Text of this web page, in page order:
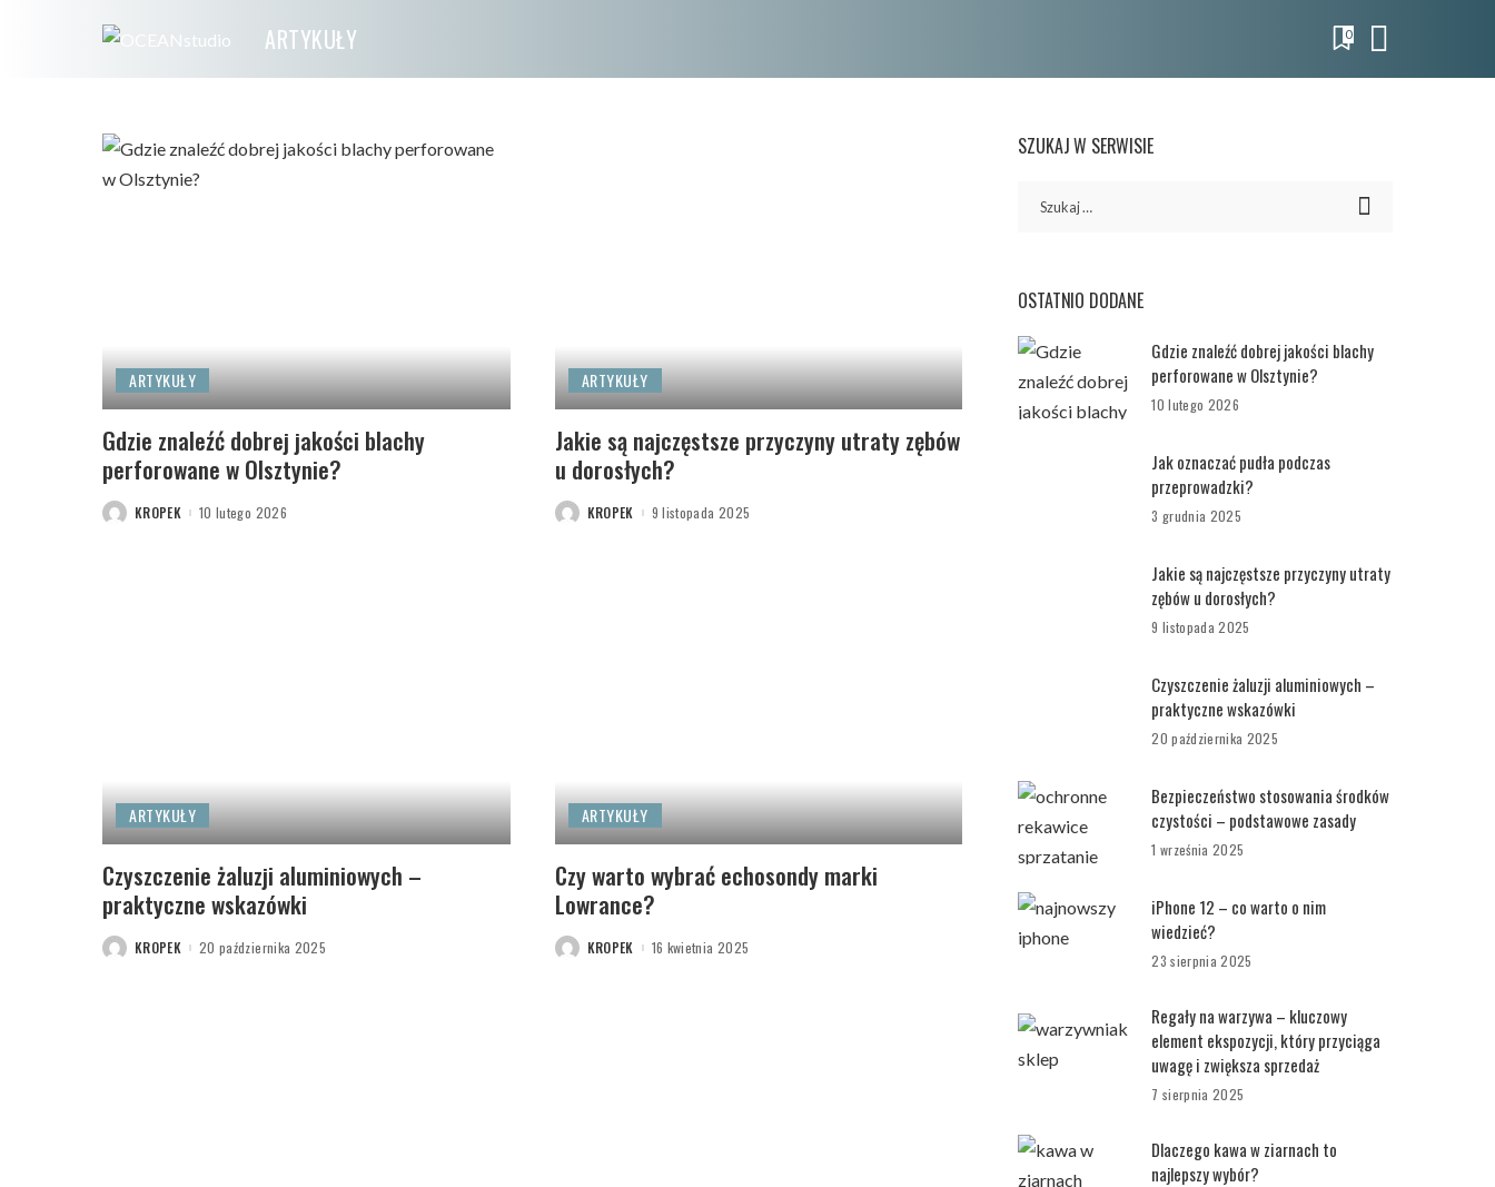
ARTYKUŁY 0
ARTYKUŁY
Gdzie znaleźć dobrej jakości blachy
perforowane w Olsztynie?
POSTEDKROPEK 10 lutego 2026
ARTYKUŁY
Jakie są najczęstsze przyczyny utraty zębów
u dorosłych?
POSTEDKROPEK 9 listopada 2025
ARTYKUŁY
Czyszczenie żaluzji aluminiowych –
praktyczne wskazówki
POSTEDKROPEK 20 października 2025
ARTYKUŁY
Czy warto wybrać echosondy marki
Lowrance?
POSTEDKROPEK 16 kwietnia 2025
SZUKAJ W SERWISIE
OSTATNIO DODANE
Gdzie znaleźć dobrej jakości blachy
perforowane w Olsztynie?
10 lutego 2026
Jak oznaczać pudła podczas
przeprowadzki?
3 grudnia 2025
Jakie są najczęstsze przyczyny utraty
zębów u dorosłych?
9 listopada 2025
Czyszczenie żaluzji aluminiowych –
praktyczne wskazówki
20 października 2025
Bezpieczeństwo stosowania środków
czystości – podstawowe zasady
1 września 2025
iPhone 12 – co warto o nim
wiedzieć?
23 sierpnia 2025
Regały na warzywa – kluczowy
element ekspozycji, który przyciąga
uwagę i zwiększa sprzedaż
7 sierpnia 2025
Dlaczego kawa w ziarnach to
najlepszy wybór?